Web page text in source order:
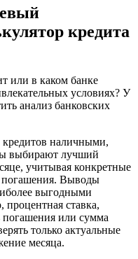
кредита
или в каком банке
условиях? У
анализ банковских
кредитов наличными,
выбирают лучший
учитывая конкретные
погашения. Выводы
выгодными
процентная ставка,
погашения или сумма
только актуальные
месяца.